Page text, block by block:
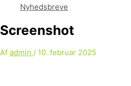
Nyhedsbreve
Screenshot
Af admin / 10. februar 2025